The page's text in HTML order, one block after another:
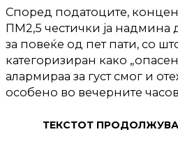
Според податоците,
ПМ2,5 честички ја надмина
за повеќе од пет пати, со
категоризиран како
алармираа за густ смог и
особено во вечерните
ТЕКСТОТ